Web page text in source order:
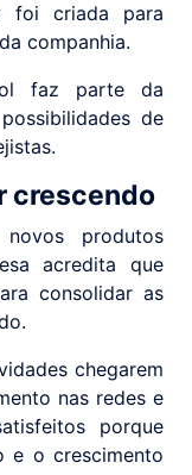
foi criada para
companhia.
faz parte da
de
crescendo
produtos
acredita que
consolidar as
chegarem
nas redes e
porque
e o crescimento